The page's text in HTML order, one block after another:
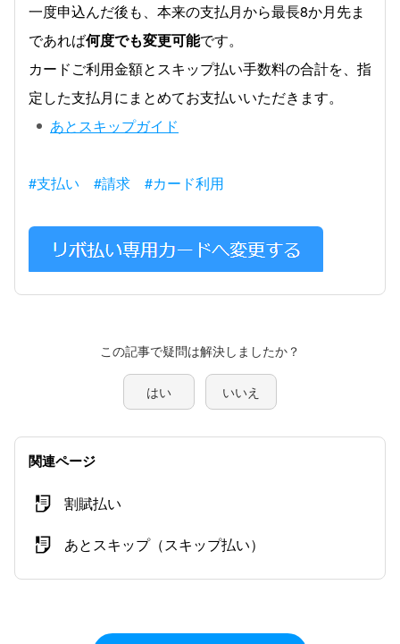
一度申込んだ後も、本来の支払月から最長8か月先ま
であれば何度でも変更可能です。
カードご利用金額とスキップ払い手数料の合計を、指
定した支払月にまとめてお支払いいただきます。
あとスキップガイド
#支払い #請求 #カード利用
この記事で疑問は解決しましたか？
はい いいえ
関連ページ
割賦払い
あとスキップ（スキップ払い）